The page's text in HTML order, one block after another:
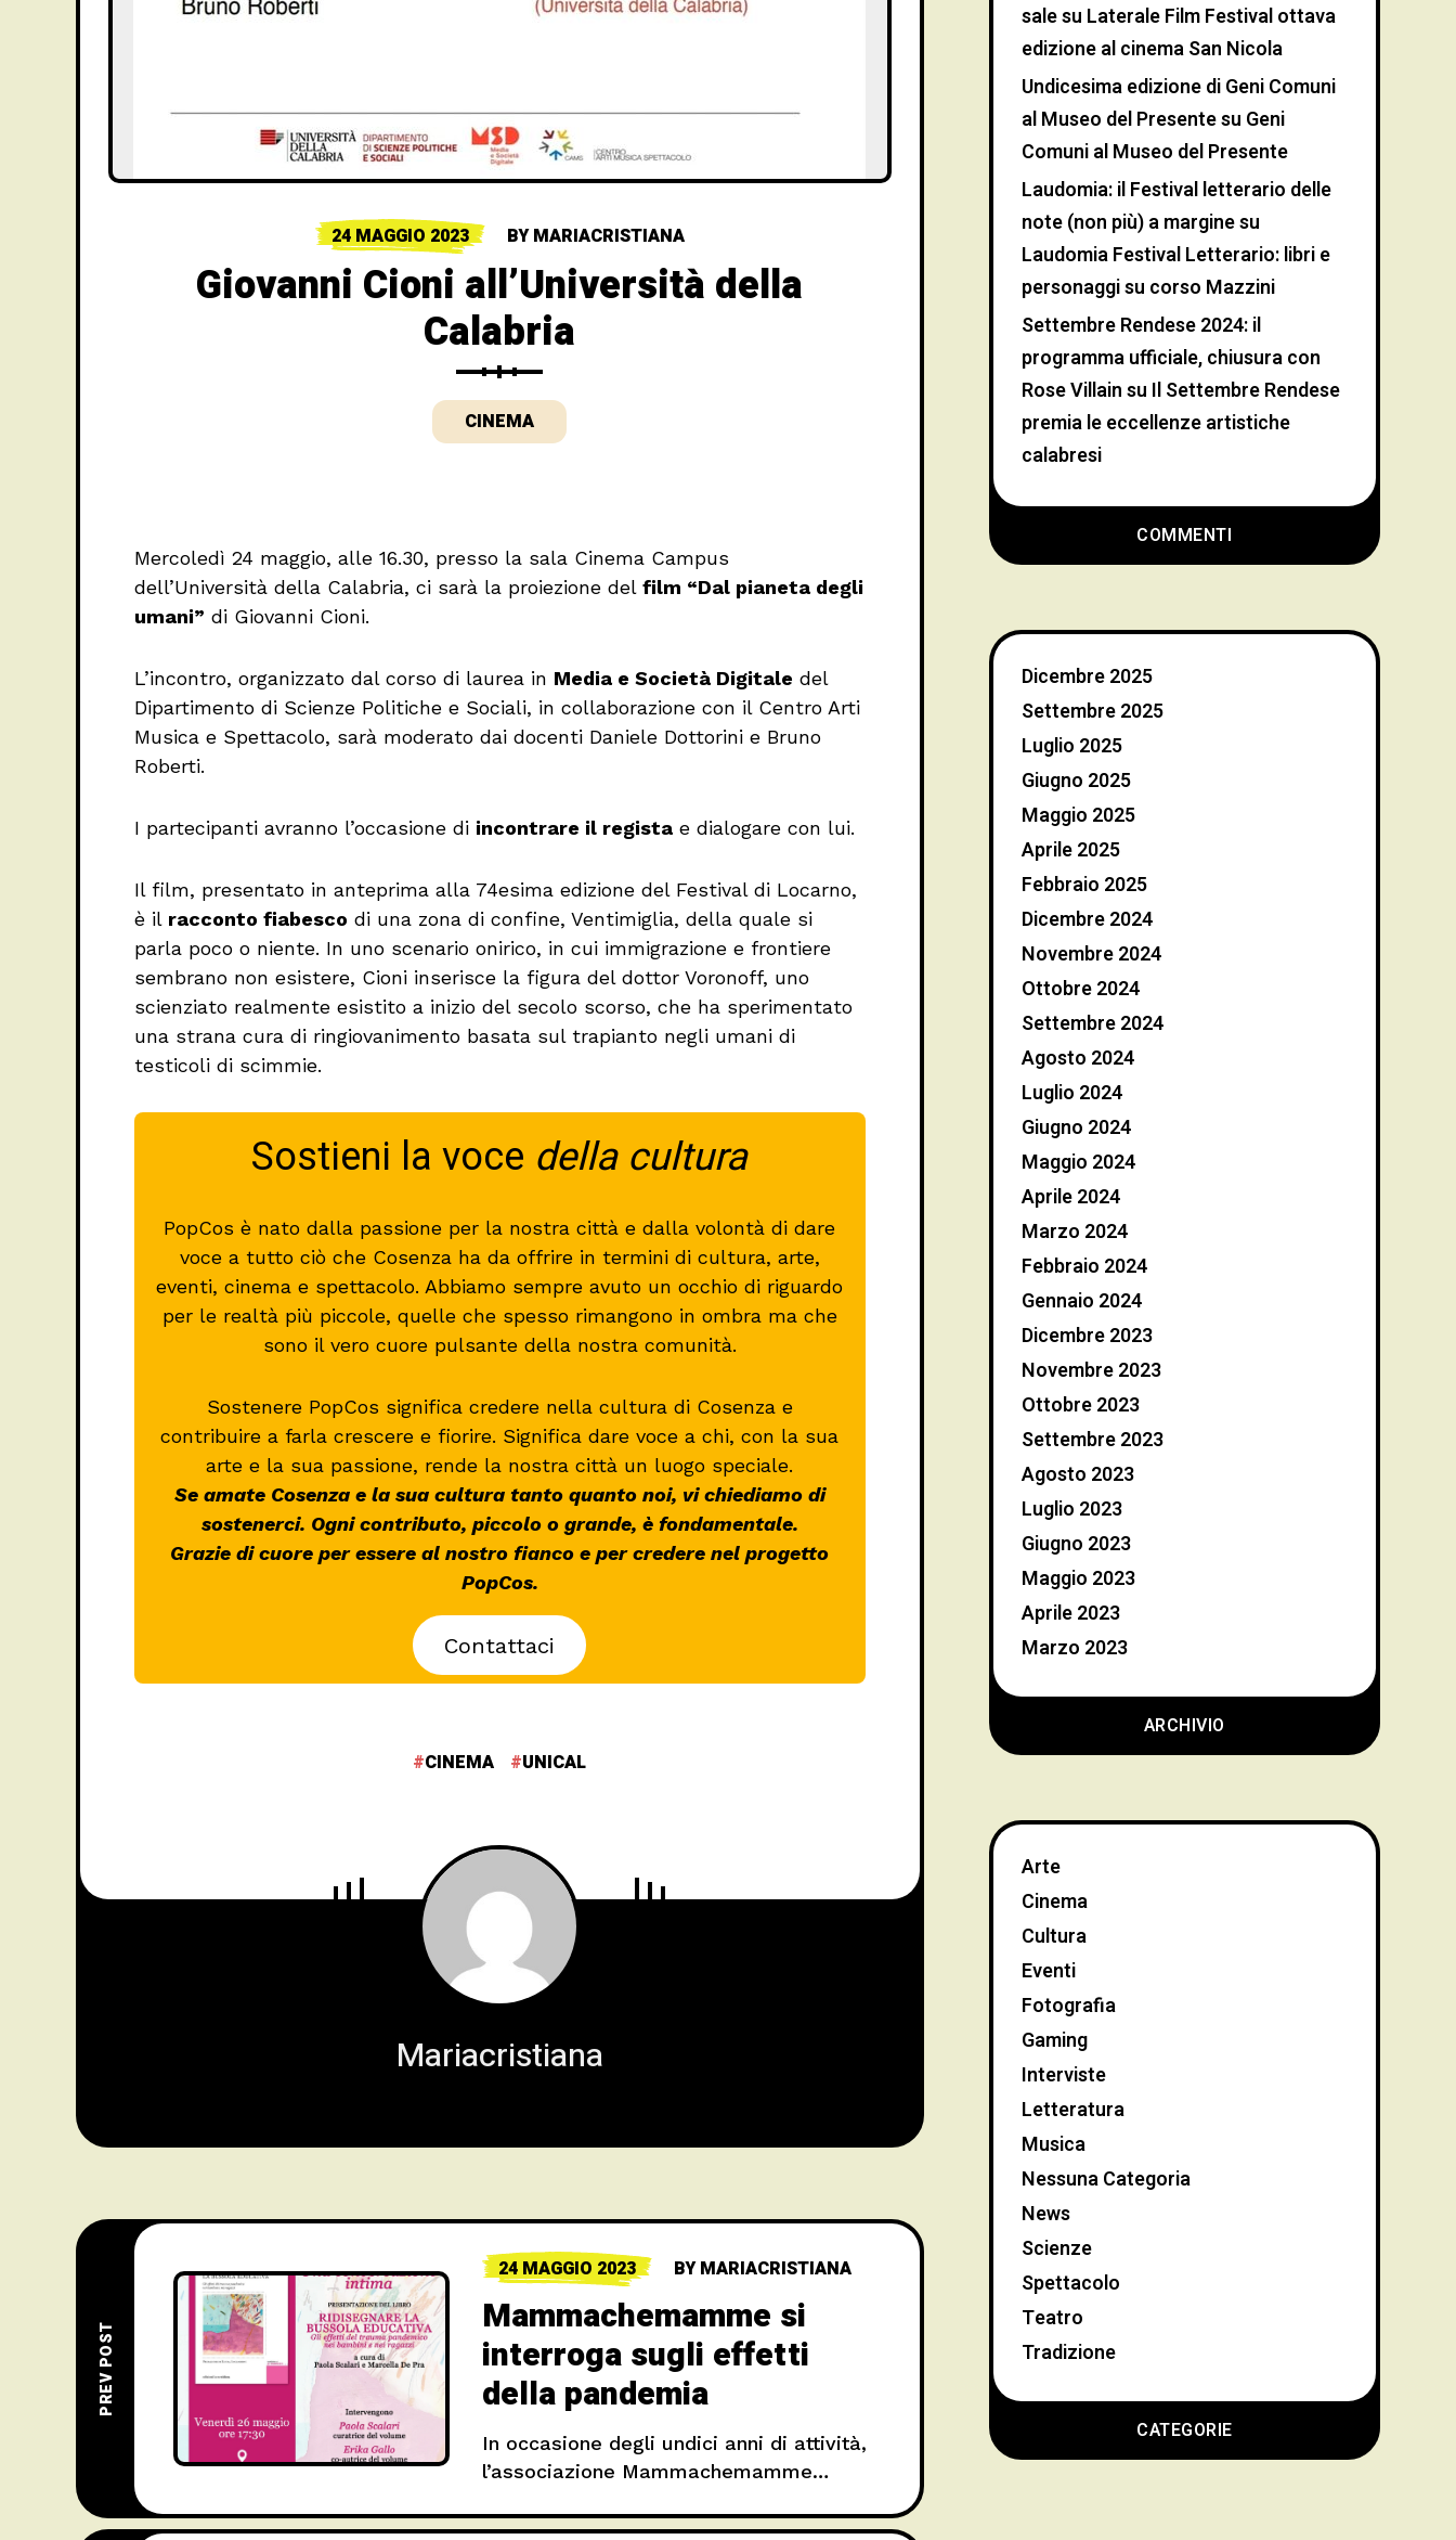
24 MAGGIO 2023 BYMARIACRISTIANA
Giovanni Cioni all’Università della
Calabria
CINEMA
Mercoledì 24 maggio, alle 16.30, presso la sala Cinema Campus
dell’Università della Calabria, ci sarà la proiezione del film “Dal pianeta degli
umani” di Giovanni Cioni.
L’incontro, organizzato dal corso di laurea in Media e Società Digitale del
Dipartimento di Scienze Politiche e Sociali, in collaborazione con il Centro Arti
Musica e Spettacolo, sarà moderato dai docenti Daniele Dottorini e Bruno
Roberti.
I partecipanti avranno l’occasione di incontrare il regista e dialogare con lui.
Il film, presentato in anteprima alla 74esima edizione del Festival di Locarno,
è il racconto fiabesco di una zona di confine, Ventimiglia, della quale si
parla poco o niente. In uno scenario onirico, in cui immigrazione e frontiere
sembrano non esistere, Cioni inserisce la figura del dottor Voronoff, uno
scienziato realmente esistito a inizio del secolo scorso, che ha sperimentato
una strana cura di ringiovanimento basata sul trapianto negli umani di
testicoli di scimmie.
Sostieni la voce della cultura
PopCos è nato dalla passione per la nostra città e dalla volontà di dare
voce a tutto ciò che Cosenza ha da offrire in termini di cultura, arte,
eventi, cinema e spettacolo. Abbiamo sempre avuto un occhio di riguardo
per le realtà più piccole, quelle che spesso rimangono in ombra ma che
sono il vero cuore pulsante della nostra comunità.
Sostenere PopCos significa credere nella cultura di Cosenza e
contribuire a farla crescere e fiorire. Significa dare voce a chi, con la sua
arte e la sua passione, rende la nostra città un luogo speciale.
Se amate Cosenza e la sua cultura tanto quanto noi, vi chiediamo di
sostenerci. Ogni contributo, piccolo o grande, è fondamentale.
Grazie di cuore per essere al nostro fianco e per credere nel progetto
PopCos.
Contattaci
CINEMA UNICAL
Mariacristiana
PREV POST
24 MAGGIO 2023 BYMARIACRISTIANA
Mammachemamme si
interroga sugli effetti
della pandemia
In occasione degli undici anni di attività,
l’associazione Mammachemamme
appuntamento di approfondimento.
COMMENTI
salesu Laterale Film Festival ottava
edizione al cinema San Nicola
Undicesima edizione di Geni Comuni
al Museo del Presentesu Geni
Comuni al Museo del Presente
Laudomia: il Festival letterario delle
note (non più) a marginesu
Laudomia Festival Letterario: libri e
personaggi su corso Mazzini
Settembre Rendese 2024: il
programma ufficiale, chiusura con
Rose Villainsu Il Settembre Rendese
premia le eccellenze artistiche
calabresi
ARCHIVIO
Dicembre 2025
Settembre 2025
Luglio 2025
Giugno 2025
Maggio 2025
Aprile 2025
Febbraio 2025
Dicembre 2024
Novembre 2024
Ottobre 2024
Settembre 2024
Agosto 2024
Luglio 2024
Giugno 2024
Maggio 2024
Aprile 2024
Marzo 2024
Febbraio 2024
Gennaio 2024
Dicembre 2023
Novembre 2023
Ottobre 2023
Settembre 2023
Agosto 2023
Luglio 2023
Giugno 2023
Maggio 2023
Aprile 2023
Marzo 2023
CATEGORIE
Arte
Cinema
Cultura
Eventi
Fotografia
Gaming
Interviste
Letteratura
Musica
Nessuna Categoria
News
Scienze
Spettacolo
Teatro
Tradizione